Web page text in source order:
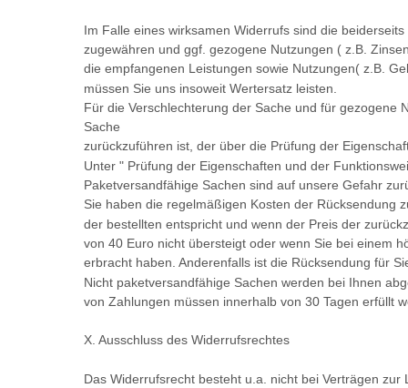
Im Falle eines wirksamen Widerrufs sind die
zugewähren und ggf. gezogene Nutzungen ( z.B.
die empfangenen Leistungen sowie Nutzungen( z.B.
müssen Sie uns insoweit Wertersatz leisten.
Für die Verschlechterung der Sache und für gezogene
Sache
zurückzuführen ist, der über die Prüfung der
Unter " Prüfung der Eigenschaften und der
Paketversandfähige Sachen sind auf unsere Gefahr
Sie haben die regelmäßigen Kosten der Rücksendung
der bestellten entspricht und wenn der Preis der
von 40 Euro nicht übersteigt oder wenn Sie bei einem
erbracht haben. Anderenfalls ist die Rücksendung für
Nicht paketversandfähige Sachen werden bei Ihnen
von Zahlungen müssen innerhalb von 30 Tagen erfüllt
X. Ausschluss des Widerrufsrechtes
Das Widerrufsrecht besteht u.a. nicht bei Verträgen zur